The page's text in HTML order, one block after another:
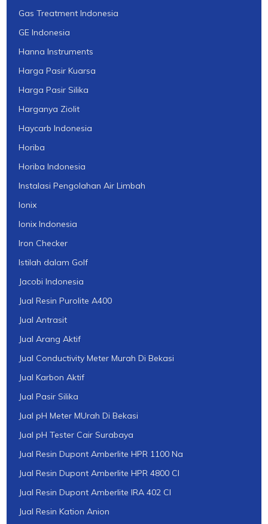
Gas Treatment Indonesia
GE Indonesia
Hanna Instruments
Harga Pasir Kuarsa
Harga Pasir Silika
Harganya Ziolit
Haycarb Indonesia
Horiba
Horiba Indonesia
Instalasi Pengolahan Air Limbah
Ionix
Ionix Indonesia
Iron Checker
Istilah dalam Golf
Jacobi Indonesia
Jual Resin Purolite A400
Jual Antrasit
Jual Arang Aktif
Jual Conductivity Meter Murah Di Bekasi
Jual Karbon Aktif
Jual Pasir Silika
Jual pH Meter MUrah Di Bekasi
Jual pH Tester Cair Surabaya
Jual Resin Dupont Amberlite HPR 1100 Na
Jual Resin Dupont Amberlite HPR 4800 Cl
Jual Resin Dupont Amberlite IRA 402 Cl
Jual Resin Kation Anion